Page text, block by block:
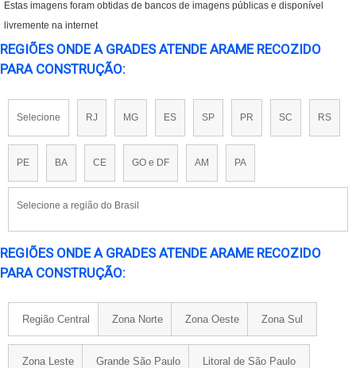
Estas imagens foram obtidas de bancos de imagens públicas e disponível
livremente na internet
REGIÕES ONDE A GRADES ATENDE ARAME RECOZIDO
PARA CONSTRUÇÃO:
Selecione RJ MG ES SP PR SC RS
PE BA CE GO e DF AM PA
Selecione a região do Brasil
REGIÕES ONDE A GRADES ATENDE ARAME RECOZIDO
PARA CONSTRUÇÃO:
Região Central Zona Norte Zona Oeste Zona Sul
Zona Leste Grande São Paulo Litoral de São Paulo